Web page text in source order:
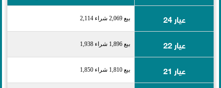
عيار 24
بيع 2,069 شراء 2,114
عيار 22 بيع 1,896 شراء 1,938
عيار 21 بيع 1,810 شراء 1,850